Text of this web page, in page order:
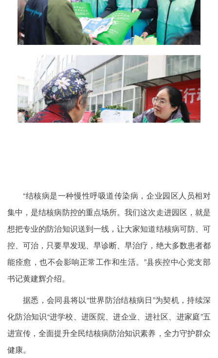
“结核病是一种慢性呼吸道传染病，企业园区人员相对
集中，是结核病防控的重点场所。我们这次走进园区，就是
想把专业的防治知识送到一线，让大家知道结核病可防、可
控、可治，只要早发现、早诊断、早治疗，绝大多数患者都
能痊愈，也不会影响正常工作和生活。”县疾控中心党支部
书记黄建辉介绍。
据悉，会同县将以“世界防治结核病日”为契机，持续深
化防治知识“进学校、进医院、进企业、进社区、进家庭”五
进宣传，全面提升全民结核病防治知识素养，全力守护群众
健康。